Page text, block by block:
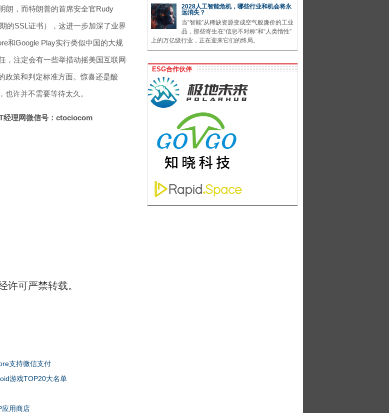
朗，而特朗普的首席安全官Rudy
的SSL证书），这进一步加深了业界
和Google Play实行类似中国的大规
，注定会有一些举措动摇美国互联网
政策和判定标准方面。惊喜还是酸
许并不需要等待太久。
经理网微信号：ctociocom
许可严禁转载。
支持微信支付
游戏TOP20大名单
应用商店
2028人工智能危机，哪些行业和机会将永
远消失？
当“智能”从稀缺资源变成空气般廉价的工业
品，那些寄生在“信息不对称”和“人类惰性”
上的万亿级行业，正在迎来它们的终局。
ESG合作伙伴